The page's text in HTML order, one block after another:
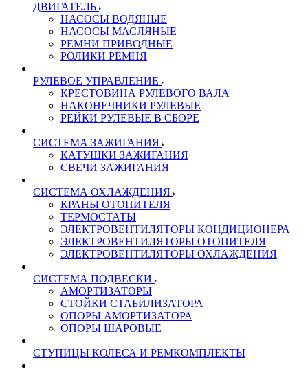
ДВИГАТЕЛЬ
НАСОСЫ ВОДЯНЫЕ
НАСОСЫ МАСЛЯНЫЕ
РЕМНИ ПРИВОДНЫЕ
РОЛИКИ РЕМНЯ
РУЛЕВОЕ УПРАВЛЕНИЕ
КРЕСТОВИНА РУЛЕВОГО ВАЛА
НАКОНЕЧНИКИ РУЛЕВЫЕ
РЕЙКИ РУЛЕВЫЕ В СБОРЕ
СИСТЕМА ЗАЖИГАНИЯ
КАТУШКИ ЗАЖИГАНИЯ
СВЕЧИ ЗАЖИГАНИЯ
СИСТЕМА ОХЛАЖДЕНИЯ
КРАНЫ ОТОПИТЕЛЯ
ТЕРМОСТАТЫ
ЭЛЕКТРОВЕНТИЛЯТОРЫ КОНДИЦИОНЕРА
ЭЛЕКТРОВЕНТИЛЯТОРЫ ОТОПИТЕЛЯ
ЭЛЕКТРОВЕНТИЛЯТОРЫ ОХЛАЖДЕНИЯ
СИСТЕМА ПОДВЕСКИ
АМОРТИЗАТОРЫ
СТОЙКИ СТАБИЛИЗАТОРА
ОПОРЫ АМОРТИЗАТОРА
ОПОРЫ ШАРОВЫЕ
СТУПИЦЫ КОЛЕСА И РЕМКОМПЛЕКТЫ